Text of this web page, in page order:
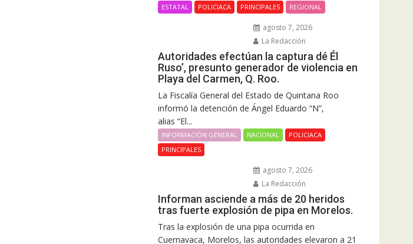
ESTATAL POLICIACA PRINCIPALES REGIONAL
agosto 7, 2026
La Redacción
Autoridades efectúan la captura dé Él
Ruso’, presunto generador de violencia en
Playa del Carmen, Q. Roo.
La Fiscalía General del Estado de Quintana Roo
informó la detención de Ángel Eduardo “N”,
alias “El...
INFORMACIÓN GENERAL NACIONAL
POLICIACA
PRINCIPALES
agosto 7, 2026
La Redacción
Informan asciende a más de 20 heridos
tras fuerte explosión de pipa en Morelos.
Tras la explosión de una pipa ocurrida en
Cuernavaca, Morelos, las autoridades elevaron a 21